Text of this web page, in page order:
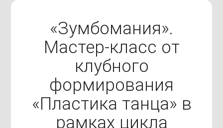
«Зумбомания».
Мастер-класс от
клубного
формирования
«Пластика танца» в
рамках цикла